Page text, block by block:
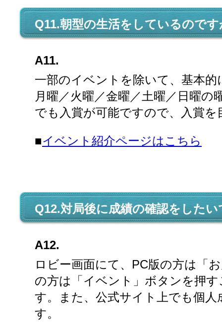
Q11.朝型の生活をしているので
A11.
一部のイベントを除いて、基本
月曜／火曜／金曜／土曜／日曜
でも入賞が可能ですので、入賞
■イベント紹介ページはこちら
Q12.対局後に成績の確認をしたい
A12.
ロビー画面にて、PC版の方は「
の方は「イベント」ボタンを押
す。また、公式サイト上でも個
す。